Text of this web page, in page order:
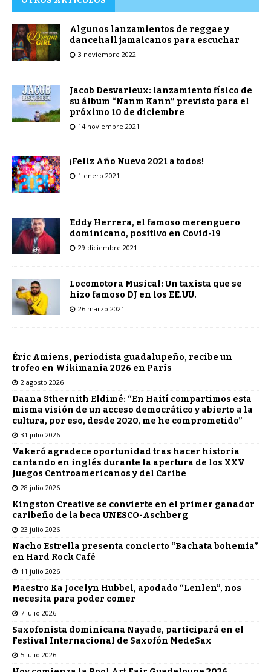
Algunos lanzamientos de reggae y
dancehall jamaicanos para escuchar
3 noviembre 2022
Jacob Desvarieux: lanzamiento físico de
su álbum “Nanm Kann” previsto para el
próximo 10 de diciembre
14 noviembre 2021
¡Feliz Año Nuevo 2021 a todos!
1 enero 2021
Eddy Herrera, el famoso merenguero
dominicano, positivo en Covid-19
29 diciembre 2021
Locomotora Musical: Un taxista que se
hizo famoso DJ en los EE.UU.
26 marzo 2021
Éric Amiens, periodista guadalupeño, recibe un
trofeo en Wikimania 2026 en París
2 agosto 2026
Daana Sthernith Eldimé: “En Haití compartimos esta
misma visión de un acceso democrático y abierto a la
cultura, por eso, desde 2020, me he comprometido”
31 julio 2026
Vakeró agradece oportunidad tras hacer historia
cantando en inglés durante la apertura de los XXV
Juegos Centroamericanos y del Caribe
28 julio 2026
Kingston Creative se convierte en el primer ganador
caribeño de la beca UNESCO-Aschberg
23 julio 2026
Nacho Estrella presenta concierto “Bachata bohemia”
en Hard Rock Café
11 julio 2026
Maestro Ka Jocelyn Hubbel, apodado “Lenlen”, nos
necesita para poder comer
7 julio 2026
Saxofonista dominicana Nayade, participará en el
Festival Internacional de Saxofón MedeSax
5 julio 2026